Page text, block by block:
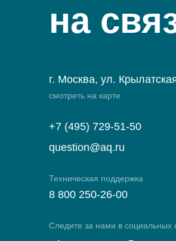
на
г. Москва, ул.
смотреть на карте
+7 (495) 729-51-50
question@aq.ru
Техническая поддержка
8 800 250-26-00
Следите за нами в социальных